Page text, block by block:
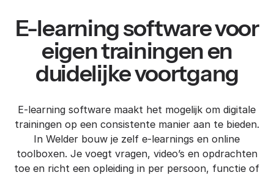
E-learning software voor
eigen trainingen en
duidelijke voortgang
E-learning software maakt het mogelijk om digitale
trainingen op een consistente manier aan te bieden.
In Welder bouw je zelf e-learnings en online
toolboxen. Je voegt vragen, video’s en opdrachten
toe en richt een opleiding in per persoon, functie of